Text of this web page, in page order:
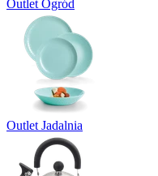
Outlet Ogród
Outlet Jadalnia